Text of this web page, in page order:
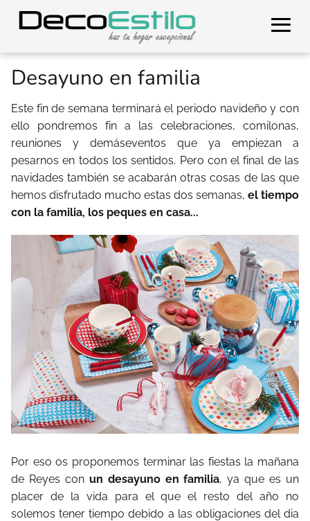
Desayuno en familia
Este fin de semana terminará el periodo navideño y con
ello pondremos fin a las celebraciones, comilonas,
reuniones y demáseventos que ya empiezan a
pesarnos en todos los sentidos. Pero con el final de las
navidades también se acabarán otras cosas de las que
hemos disfrutado mucho estas dos semanas, el tiempo
con la familia, los peques en casa...
Por eso os proponemos terminar las fiestas la mañana
de Reyes con un desayuno en familia, ya que es un
placer de la vida para el que el resto del año no
solemos tener tiempo debido a las obligaciones del dia